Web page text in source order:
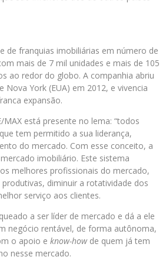
de franquias imobiliárias em número de
mais de 7 mil unidades e mais de 105
ao redor do globo. A companhia abriu
Nova York (EUA) em 2012, e vivencia
expansão.
está presente no lema: “todos
tem permitido a sua liderança,
do mercado. Com esse conceito, a
imobiliário. Este sistema
melhores profissionais do mercado,
diminuir a rotatividade dos
serviço aos clientes.
a ser líder de mercado e dá a ele
negócio rentável, de forma autônoma,
o apoio e know-howde quem já tem
nesse mercado.